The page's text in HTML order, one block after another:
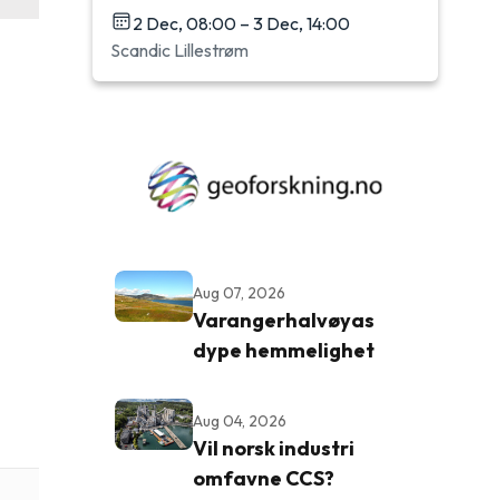
2 Dec, 08:00 – 3 Dec, 14:00
Scandic Lillestrøm
Aug 07, 2026
Varangerhalvøyas
dype hemmelighet
Aug 04, 2026
Vil norsk industri
omfavne CCS?